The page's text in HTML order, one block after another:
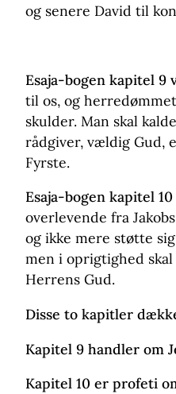
og senere David til
Esaja-bogen kapitel 9
til os, og
skulder. Man skal
rådgiver, vældig Gud,
Fyrste.
Esaja-bogen kapitel
overlevende fra
og ikke mere støtte
men i oprigtighed
Herrens Gud.
Disse to kapitler
Kapitel 9 handler om
Kapitel 10 er profeti